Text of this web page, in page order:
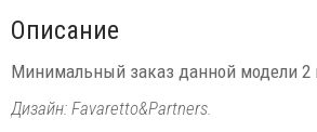
Описание
Минимальный заказ данной модели 2
Дизайн: Favaretto&Partners.